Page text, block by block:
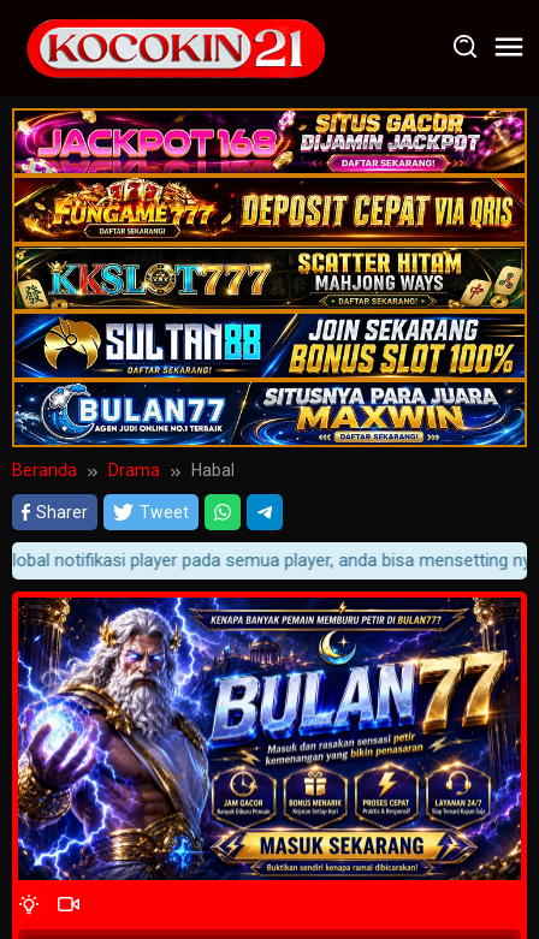
konten
Beranda Drama Habal
Sharer Tweet
notifikasi player pada semua player, anda bisa mensetting nya
Tunggu 2 Detik
4 Wait Time